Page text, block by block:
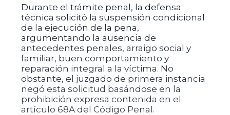
Durante el trámite penal, la defensa
técnica solicitó la suspensión condicional
de la ejecución de la pena,
argumentando la ausencia de
antecedentes penales, arraigo social y
familiar, buen comportamiento y
reparación integral a la víctima. No
obstante, el juzgado de primera instancia
negó esta solicitud basándose en la
prohibición expresa contenida en el
artículo 68A del Código Penal.